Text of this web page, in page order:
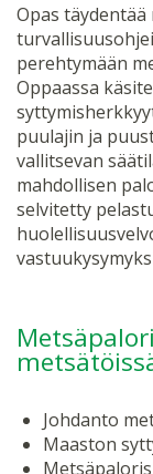
Opas
perehtymään
Oppaassa
puulajin ja
vallitsevan
mahdollisen
selvitetty
Johdanto
Maaston